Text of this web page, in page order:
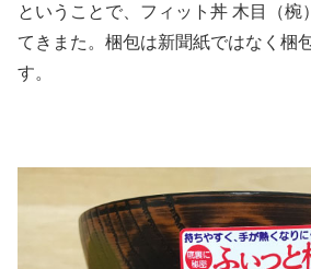
ということで、フィット丼 木目（椀
てきまた。梱包は新聞紙ではなく梱
す。